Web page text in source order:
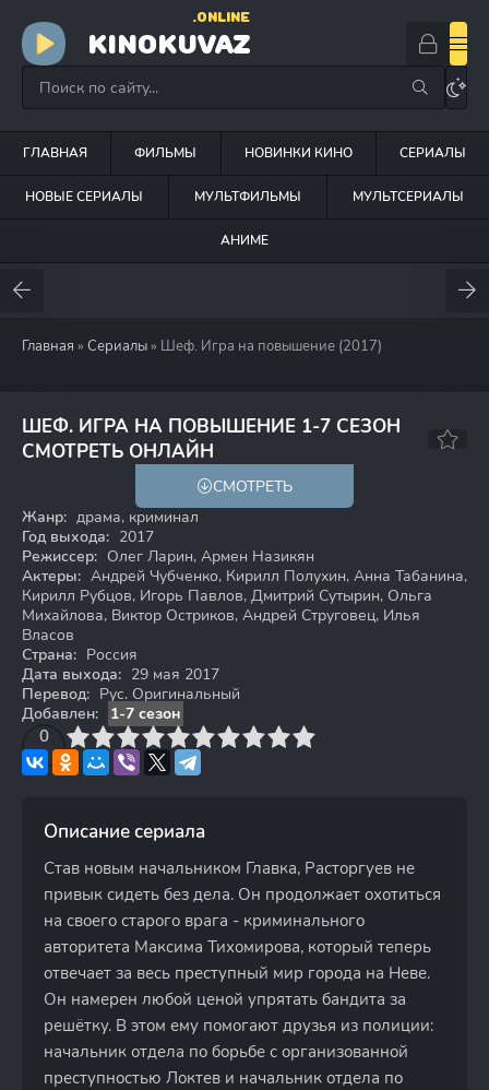
KINOKUVAZ
.ONLINE
ГЛАВНАЯ ФИЛЬМЫ НОВИНКИ КИНО СЕРИАЛЫ
НОВЫЕ СЕРИАЛЫ МУЛЬТФИЛЬМЫ МУЛЬТСЕРИАЛЫ
АНИМЕ
Главная » Сериалы » Шеф. Игра на повышение (2017)
ШЕФ. ИГРА НА ПОВЫШЕНИЕ 1-7 СЕЗОН
СМОТРЕТЬ ОНЛАЙН
7.4
СМОТРЕТЬ
Жанр: драма, криминал
Год выхода: 2017
Режиссер: Олег Ларин, Армен Назикян
Актеры: Андрей Чубченко, Кирилл Полухин, Анна Табанина,
Кирилл Рубцов, Игорь Павлов, Дмитрий Сутырин, Ольга
Михайлова, Виктор Остриков, Андрей Струговец, Илья
Власов
Страна: Россия
Дата выхода: 29 мая 2017
Перевод: Рус. Оригинальный
Добавлен:
1-7 сезон
0
4 6 7 8 9 10
Описание сериала
Став новым начальником Главка, Расторгуев не
привык сидеть без дела. Он продолжает охотиться
на своего старого врага - криминального
авторитета Максима Тихомирова, который теперь
отвечает за весь преступный мир города на Неве.
Он намерен любой ценой упрятать бандита за
решётку. В этом ему помогают друзья из полиции:
начальник отдела по борьбе с организованной
преступностью Локтев и начальник отдела по